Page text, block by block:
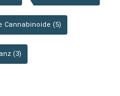
Cannabinoide (5)
(3)